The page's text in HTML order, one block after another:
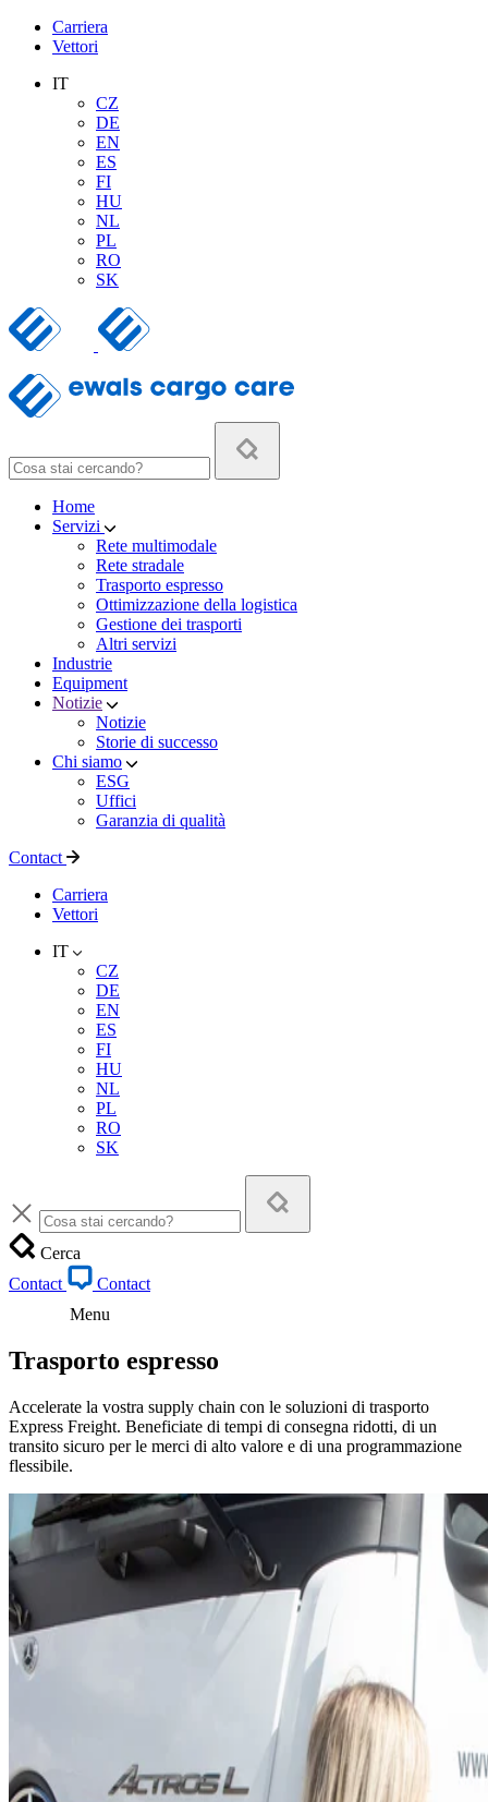
Carriera
Vettori
IT
CZ
DE
EN
ES
FI
HU
NL
PL
RO
SK
Home
Servizi
Rete multimodale
Rete stradale
Trasporto espresso
Ottimizzazione della logistica
Gestione dei trasporti
Altri servizi
Industrie
Equipment
Notizie
Notizie
Storie di successo
Chi siamo
ESG
Uffici
Garanzia di qualità
Contact
Carriera
Vettori
IT
CZ
DE
EN
ES
FI
HU
NL
PL
RO
SK
Cerca
Contact
Contact
Menu
Trasporto espresso
Accelerate la vostra supply chain con le soluzioni di trasporto
Express Freight. Beneficiate di tempi di consegna ridotti, di un
transito sicuro per le merci di alto valore e di una programmazione
flessibile.